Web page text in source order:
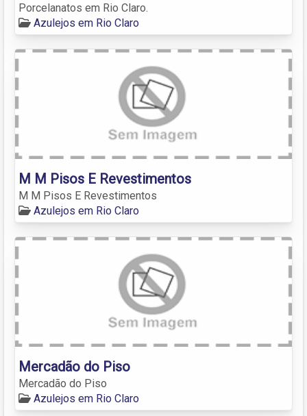
Porcelanatos em Rio Claro.
Azulejos em Rio Claro
M M Pisos E Revestimentos
M M Pisos E Revestimentos
Azulejos em Rio Claro
Mercadão do Piso
Mercadão do Piso
Azulejos em Rio Claro